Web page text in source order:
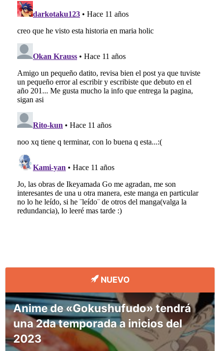
NUEVO
Anime de «Gokushufudo» tendrá
una 2da temporada a inicios del
2023